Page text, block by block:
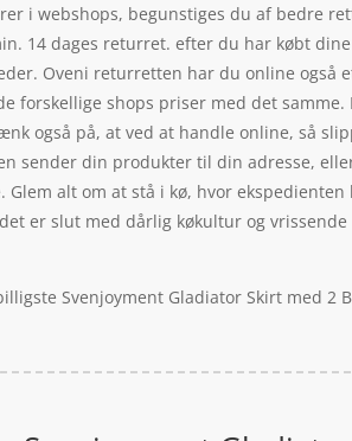
i webshops, begunstiges du af bedre
14 dages returret. efter du har købt
Oveni returretten har du online også
forskellige shops priser med det
også på, at ved at handle online, så
sender din produkter til din adresse,
Glem alt om at stå i kø, hvor
er slut med dårlig køkultur og
Svenjoyment Gladiator Skirt med